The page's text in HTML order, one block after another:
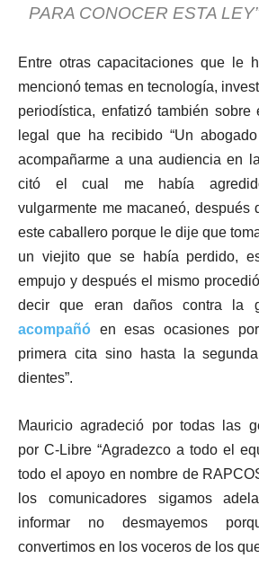
PARA CONOCER ESTA
Entre otras capacitaciones que le
mencionó temas en tecnología,
periodística, enfatizó también sobre
legal que ha recibido “Un
acompañarme a una audiencia en
citó el cual me había
vulgarmente me macaneó, después
este caballero porque le dije que
un viejito que se había perdido,
empujo y después el mismo
decir que eran daños contra la
acompañó en esas ocasiones
primera cita sino hasta la
dientes”.
Mauricio agradeció por todas las
por C-Libre “Agradezco a todo el
todo el apoyo en nombre de
los comunicadores sigamos
informar no desmayemos
convertimos en los voceros de los